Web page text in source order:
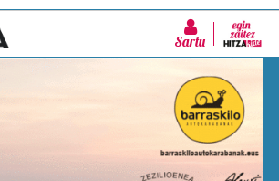
Sartu